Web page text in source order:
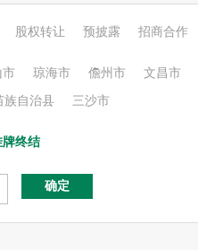
股权转让 预披露 招商合作
市 琼海市 儋州市 文昌市
族自治县 三沙市
牌终结
确定